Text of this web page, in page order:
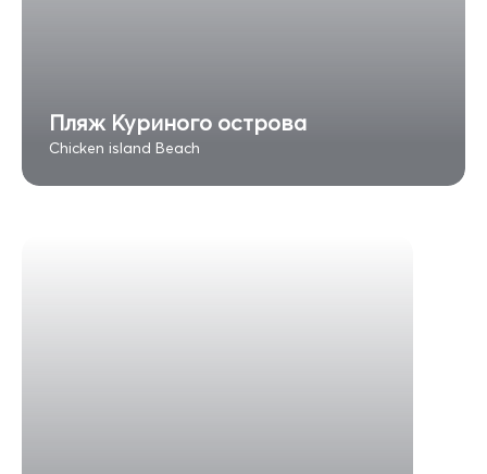
Пляж Куриного острова
Chicken island Beach